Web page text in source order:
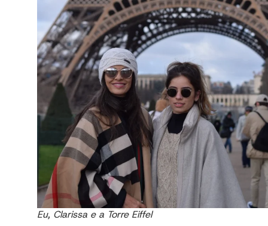
Eu, Clarissa e a Torre Eiffel